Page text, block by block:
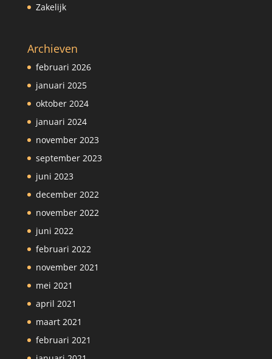
Zakelijk
Archieven
februari 2026
januari 2025
oktober 2024
januari 2024
november 2023
september 2023
juni 2023
december 2022
november 2022
juni 2022
februari 2022
november 2021
mei 2021
april 2021
maart 2021
februari 2021